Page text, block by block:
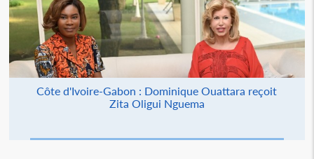
Côte d'Ivoire-Gabon : Dominique Ouattara reçoit
Zita Oligui Nguema